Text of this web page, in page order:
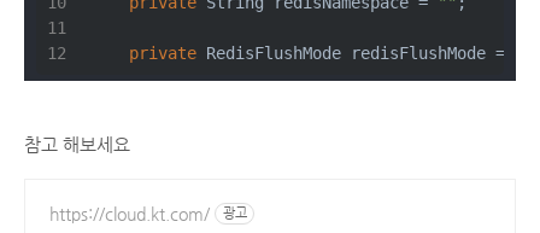
private RedisFlushMode redisFlushMode =
참고 해보세요
https://cloud.kt.com/ 광고